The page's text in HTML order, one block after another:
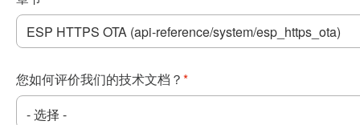
您如何评价我们的技术文档？ *